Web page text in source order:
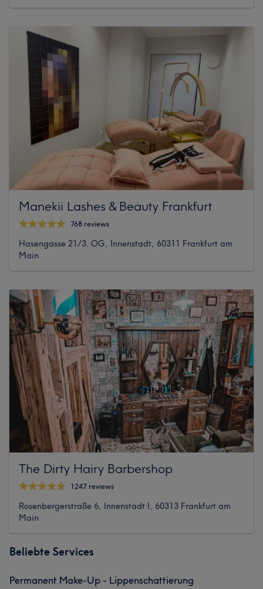
Manekii Lashes & Beauty Frankfurt
768 reviews
Hasengasse 21/3. OG, Innenstadt, 60311 Frankfurt am
Main
The Dirty Hairy Barbershop
1247 reviews
Rosenbergerstraße 6, Innenstadt I, 60313 Frankfurt am
Main
Beliebte Services
Permanent Make-Up - Lippenschattierung